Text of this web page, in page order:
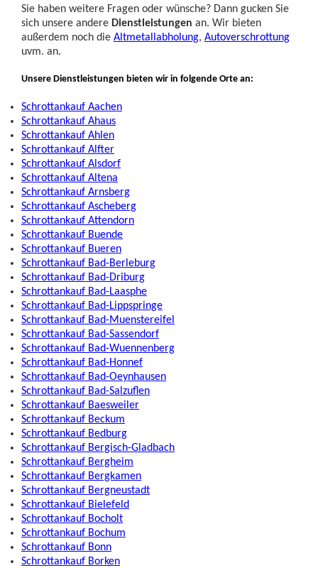
Sie haben weitere Fragen oder wünsche? Dann gucken Sie
sich unsere andere Dienstleistungen an. Wir bieten
außerdem noch die Altmetallabholung, Autoverschrottung
uvm. an.
Unsere Dienstleistungen bieten wir in folgende Orte an:
Schrottankauf Aachen
Schrottankauf Ahaus
Schrottankauf Ahlen
Schrottankauf Alfter
Schrottankauf Alsdorf
Schrottankauf Altena
Schrottankauf Arnsberg
Schrottankauf Ascheberg
Schrottankauf Attendorn
Schrottankauf Buende
Schrottankauf Bueren
Schrottankauf Bad-Berleburg
Schrottankauf Bad-Driburg
Schrottankauf Bad-Laasphe
Schrottankauf Bad-Lippspringe
Schrottankauf Bad-Muenstereifel
Schrottankauf Bad-Sassendorf
Schrottankauf Bad-Wuennenberg
Schrottankauf Bad-Honnef
Schrottankauf Bad-Oeynhausen
Schrottankauf Bad-Salzuflen
Schrottankauf Baesweiler
Schrottankauf Beckum
Schrottankauf Bedburg
Schrottankauf Bergisch-Gladbach
Schrottankauf Bergheim
Schrottankauf Bergkamen
Schrottankauf Bergneustadt
Schrottankauf Bielefeld
Schrottankauf Bocholt
Schrottankauf Bochum
Schrottankauf Bonn
Schrottankauf Borken